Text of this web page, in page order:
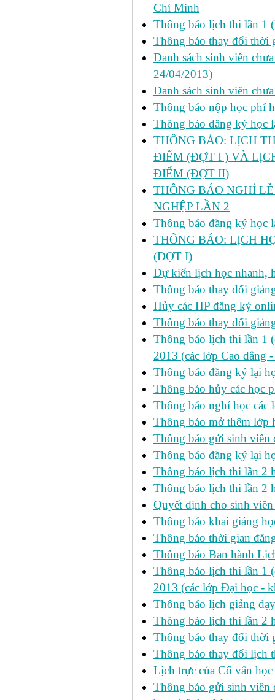
Chí Minh
Thông báo lịch thi lần 1
Thông báo thay đổi thời
Danh sách sinh viên
24/04/2013)
Danh sách sinh viên
Thông báo nộp học phí
Thông báo đăng ký học
THÔNG BÁO: LỊCH
ĐIỂM (ĐỢT I ) VÀ
ĐIỂM (ĐỢT II)
THÔNG BÁO NGHỈ
NGHỆP LẦN 2
Thông báo đăng ký học
THÔNG BÁO: LỊCH
(ĐỢT I)
Dự kiến lịch học nhanh,
Thông báo thay đổi
Hủy các HP đăng ký
Thông báo thay đổi
Thông báo lịch thi lần 1
2013 (các lớp Cao đẳng
Thông báo đăng ký lại
Thông báo hủy các học
Thông báo nghỉ học các
Thông báo mở thêm lớp
Thông báo gửi sinh viên
Thông báo đăng ký lại
Thông báo lịch thi lần 2
Thông báo lịch thi lần 2
Quyết định cho sinh
Thông báo khai giảng
Thông báo thời gian
Thông báo Ban hành
Thông báo lịch thi lần 1
2013 (các lớp Đại học -
Thông báo lịch giảng
Thông báo lịch thi lần 2
Thông báo thay đổi thời
Thông báo thay đổi lịch
Lịch trực của Cố vấn học
Thông báo gửi sinh viên